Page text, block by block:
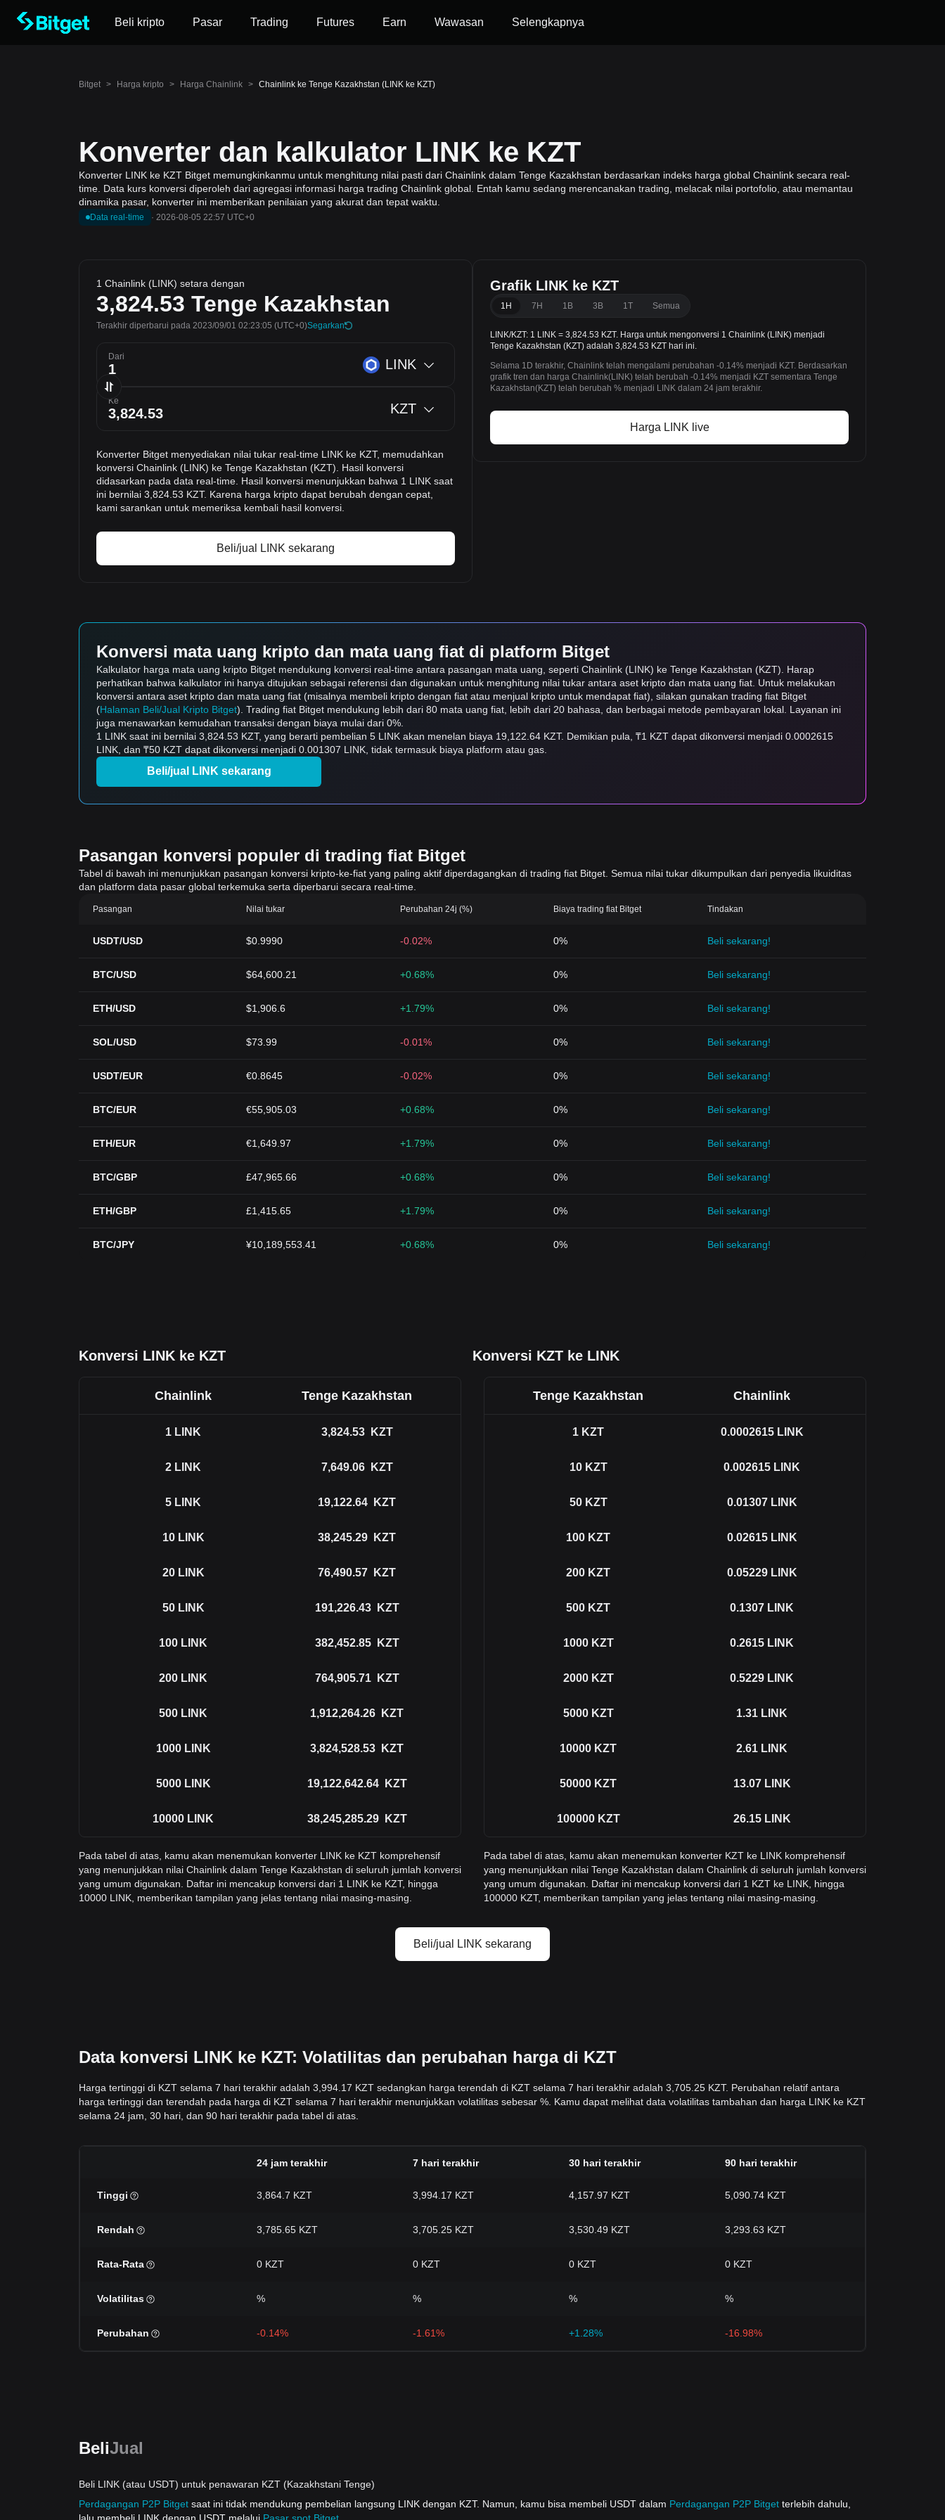
Beli kripto Pasar Trading Futures Earn Wawasan Selengkapnya
Bitget > Harga kripto > Harga Chainlink > Chainlink ke Tenge Kazakhstan (LINK ke KZT)
Konverter dan kalkulator LINK ke KZT
Konverter LINK ke KZT Bitget memungkinkanmu untuk menghitung nilai pasti dari Chainlink dalam Tenge Kazakhstan berdasarkan indeks harga global Chainlink secara real-
time. Data kurs konversi diperoleh dari agregasi informasi harga trading Chainlink global. Entah kamu sedang merencanakan trading, melacak nilai portofolio, atau memantau
dinamika pasar, konverter ini memberikan penilaian yang akurat dan tepat waktu.
Data real-time · 2026-08-05 22:57 UTC+0
1 Chainlink (LINK) setara dengan
3,824.53 Tenge Kazakhstan
Terakhir diperbarui pada 2023/09/01 02:23:05 (UTC+0)Segarkan
Dari LINK
Ke KZT
Konverter Bitget menyediakan nilai tukar real-time LINK ke KZT, memudahkan
konversi Chainlink (LINK) ke Tenge Kazakhstan (KZT). Hasil konversi
didasarkan pada data real-time. Hasil konversi menunjukkan bahwa 1 LINK saat
ini bernilai 3,824.53 KZT. Karena harga kripto dapat berubah dengan cepat,
kami sarankan untuk memeriksa kembali hasil konversi.
Beli/jual LINK sekarang
Grafik LINK ke KZT
1H 7H 1B 3B 1T Semua
LINK/KZT: 1 LINK = 3,824.53 KZT. Harga untuk mengonversi 1 Chainlink (LINK) menjadi
Tenge Kazakhstan (KZT) adalah 3,824.53 KZT hari ini.
Selama 1D terakhir, Chainlink telah mengalami perubahan -0.14% menjadi KZT. Berdasarkan
grafik tren dan harga Chainlink(LINK) telah berubah -0.14% menjadi KZT sementara Tenge
Kazakhstan(KZT) telah berubah % menjadi LINK dalam 24 jam terakhir.
Harga LINK live
Konversi mata uang kripto dan mata uang fiat di platform Bitget
Kalkulator harga mata uang kripto Bitget mendukung konversi real-time antara pasangan mata uang, seperti Chainlink (LINK) ke Tenge Kazakhstan (KZT). Harap
perhatikan bahwa kalkulator ini hanya ditujukan sebagai referensi dan digunakan untuk menghitung nilai tukar antara aset kripto dan mata uang fiat. Untuk melakukan
konversi antara aset kripto dan mata uang fiat (misalnya membeli kripto dengan fiat atau menjual kripto untuk mendapat fiat), silakan gunakan trading fiat Bitget
(Halaman Beli/Jual Kripto Bitget). Trading fiat Bitget mendukung lebih dari 80 mata uang fiat, lebih dari 20 bahasa, dan berbagai metode pembayaran lokal. Layanan ini
juga menawarkan kemudahan transaksi dengan biaya mulai dari 0%.
1 LINK saat ini bernilai 3,824.53 KZT, yang berarti pembelian 5 LINK akan menelan biaya 19,122.64 KZT. Demikian pula, ₸1 KZT dapat dikonversi menjadi 0.0002615
LINK, dan ₸50 KZT dapat dikonversi menjadi 0.001307 LINK, tidak termasuk biaya platform atau gas.
Beli/jual LINK sekarang
Pasangan konversi populer di trading fiat Bitget
Tabel di bawah ini menunjukkan pasangan konversi kripto-ke-fiat yang paling aktif diperdagangkan di trading fiat Bitget. Semua nilai tukar dikumpulkan dari penyedia likuiditas
dan platform data pasar global terkemuka serta diperbarui secara real-time.
Pasangan Nilai tukar Perubahan 24j (%) Biaya trading fiat Bitget Tindakan
USDT/USD $0.9990 -0.02% 0% Beli sekarang!
BTC/USD $64,600.21 +0.68% 0% Beli sekarang!
ETH/USD $1,906.6 +1.79% 0% Beli sekarang!
SOL/USD $73.99 -0.01% 0% Beli sekarang!
USDT/EUR €0.8645 -0.02% 0% Beli sekarang!
BTC/EUR €55,905.03 +0.68% 0% Beli sekarang!
ETH/EUR €1,649.97 +1.79% 0% Beli sekarang!
BTC/GBP £47,965.66 +0.68% 0% Beli sekarang!
ETH/GBP £1,415.65 +1.79% 0% Beli sekarang!
BTC/JPY ¥10,189,553.41 +0.68% 0% Beli sekarang!
Konversi LINK ke KZT Konversi KZT ke LINK
Chainlink Tenge Kazakhstan
1 LINK 3,824.53 KZT
2 LINK 7,649.06 KZT
5 LINK 19,122.64 KZT
10 LINK 38,245.29 KZT
20 LINK 76,490.57 KZT
50 LINK 191,226.43 KZT
100 LINK 382,452.85 KZT
200 LINK 764,905.71 KZT
500 LINK 1,912,264.26 KZT
1000 LINK 3,824,528.53 KZT
5000 LINK 19,122,642.64 KZT
10000 LINK 38,245,285.29 KZT
Pada tabel di atas, kamu akan menemukan konverter LINK ke KZT komprehensif
yang menunjukkan nilai Chainlink dalam Tenge Kazakhstan di seluruh jumlah konversi
yang umum digunakan. Daftar ini mencakup konversi dari 1 LINK ke KZT, hingga
10000 LINK, memberikan tampilan yang jelas tentang nilai masing-masing.
Tenge Kazakhstan Chainlink
1 KZT 0.0002615 LINK
10 KZT 0.002615 LINK
50 KZT 0.01307 LINK
100 KZT 0.02615 LINK
200 KZT 0.05229 LINK
500 KZT 0.1307 LINK
1000 KZT 0.2615 LINK
2000 KZT 0.5229 LINK
5000 KZT 1.31 LINK
10000 KZT 2.61 LINK
50000 KZT 13.07 LINK
100000 KZT 26.15 LINK
Pada tabel di atas, kamu akan menemukan konverter KZT ke LINK komprehensif
yang menunjukkan nilai Tenge Kazakhstan dalam Chainlink di seluruh jumlah konversi
yang umum digunakan. Daftar ini mencakup konversi dari 1 KZT ke LINK, hingga
100000 KZT, memberikan tampilan yang jelas tentang nilai masing-masing.
Beli/jual LINK sekarang
Data konversi LINK ke KZT: Volatilitas dan perubahan harga di KZT
Harga tertinggi di KZT selama 7 hari terakhir adalah 3,994.17 KZT sedangkan harga terendah di KZT selama 7 hari terakhir adalah 3,705.25 KZT. Perubahan relatif antara
harga tertinggi dan terendah pada harga di KZT selama 7 hari terakhir menunjukkan volatilitas sebesar %. Kamu dapat melihat data volatilitas tambahan dan harga LINK ke KZT
selama 24 jam, 30 hari, dan 90 hari terakhir pada tabel di atas.
24 jam terakhir 7 hari terakhir 30 hari terakhir 90 hari terakhir
Tinggi 3,864.7 KZT 3,994.17 KZT 4,157.97 KZT 5,090.74 KZT
Rendah 3,785.65 KZT 3,705.25 KZT 3,530.49 KZT 3,293.63 KZT
Rata-Rata 0 KZT 0 KZT 0 KZT 0 KZT
Volatilitas % % % %
Perubahan -0.14% -1.61% +1.28% -16.98%
BeliJual
Beli LINK (atau USDT) untuk penawaran KZT (Kazakhstani Tenge)
Perdagangan P2P Bitget saat ini tidak mendukung pembelian langsung LINK dengan KZT. Namun, kamu bisa membeli USDT dalam Perdagangan P2P Bitget terlebih dahulu,